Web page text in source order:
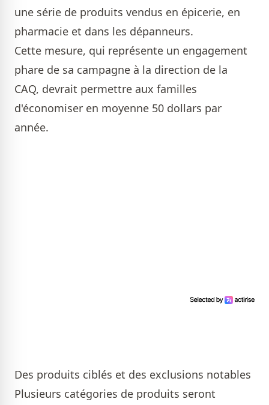
une série de produits vendus en épicerie, en
pharmacie et dans les dépanneurs.
Cette mesure, qui représente un engagement
phare de sa campagne à la direction de la
CAQ, devrait permettre aux familles
d'économiser en moyenne 50 dollars par
année.
Des produits ciblés et des exclusions notables
Plusieurs catégories de produits seront